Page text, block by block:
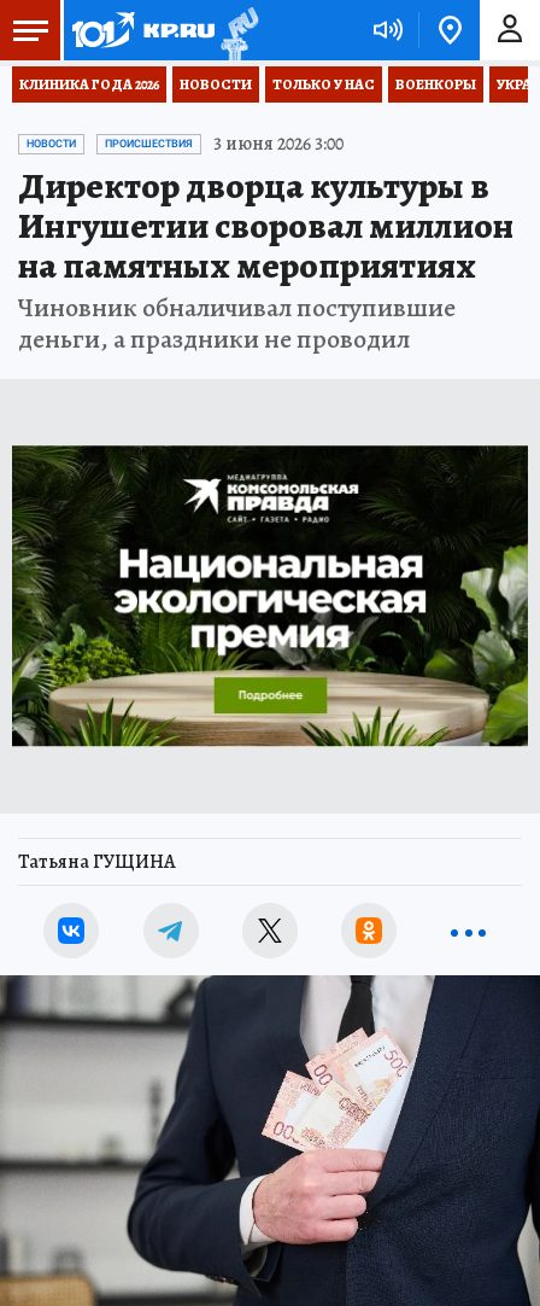
КЛИНИКА ГОДА 2026 НОВОСТИ ТОЛЬКО У НАС ВОЕНКОРЫ
НОВОСТИ ПРОИСШЕСТВИЯ 3 июня 2026 3:00
Директор дворца культуры в
Ингушетии своровал миллион
на памятных мероприятиях
Чиновник обналичивал поступившие
деньги, а праздники не проводил
Татьяна ГУЩИНА